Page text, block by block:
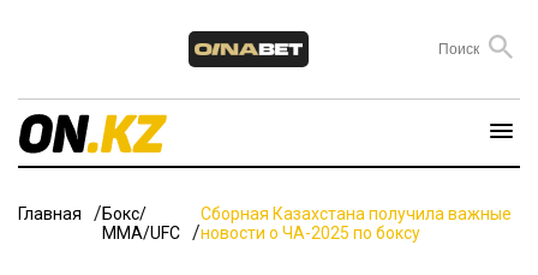
Главная
Бокс/
ММА/UFC
Сборная Казахстана получила важные
новости о ЧА-2025 по боксу